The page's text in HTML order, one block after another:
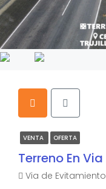
VENTA OFERTA
Terreno En
Via de Evitamiento